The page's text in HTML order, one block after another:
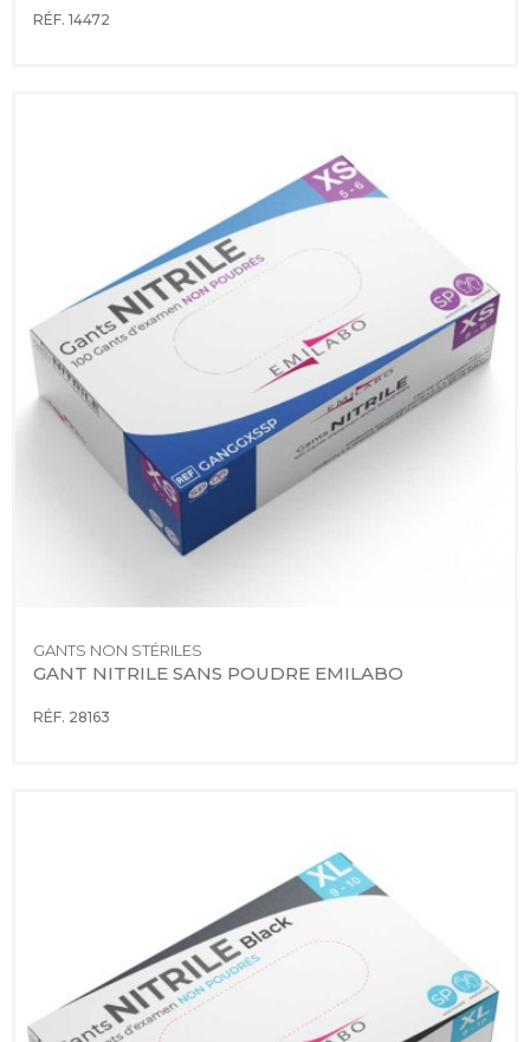
RÉF. 14472
GANTS NON STÉRILES
GANT NITRILE SANS POUDRE EMILABO
RÉF. 28163